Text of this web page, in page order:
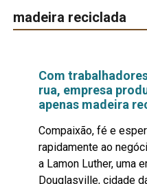
madeira reciclada
Com
rua, empresa
apenas madeira
Compaixão, fé e
rapidamente ao
a Lamon Luther, uma
Douglasville, cidade